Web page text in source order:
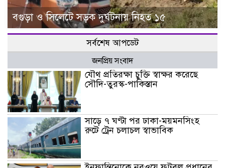
বগুড়া ও সিলেটে সড়ক দুর্ঘটনায় নিহত ১৫
সর্বশেষ আপডেট
জনপ্রিয় সংবাদ
যৌথ প্রতিরক্ষা চুক্তি স্বাক্ষর করেছে
সৌদি-তুরস্ক-পাকিস্তান
সাড়ে ৭ ঘণ্টা পর ঢাকা-ময়মনসিংহ
রুটে ট্রেন চলাচল স্বাভাবিক